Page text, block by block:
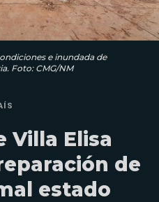
e inundada de
Foto: CMG/NM
Villa Elisa
de
estado